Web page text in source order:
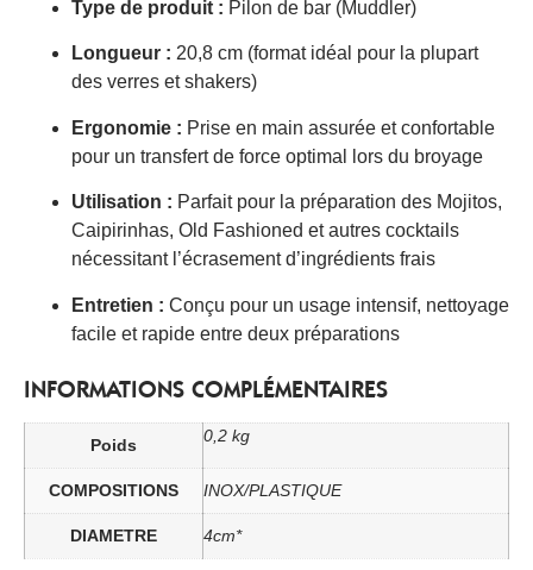
Type de produit : Pilon de bar (Muddler)
Longueur : 20,8 cm (format idéal pour la plupart
des verres et shakers)
Ergonomie : Prise en main assurée et confortable
pour un transfert de force optimal lors du broyage
Utilisation : Parfait pour la préparation des Mojitos,
Caipirinhas, Old Fashioned et autres cocktails
nécessitant l’écrasement d’ingrédients frais
Entretien : Conçu pour un usage intensif, nettoyage
facile et rapide entre deux préparations
INFORMATIONS COMPLÉMENTAIRES
Poids 0,2 kg
COMPOSITIONS INOX/PLASTIQUE
DIAMETRE 4cm*